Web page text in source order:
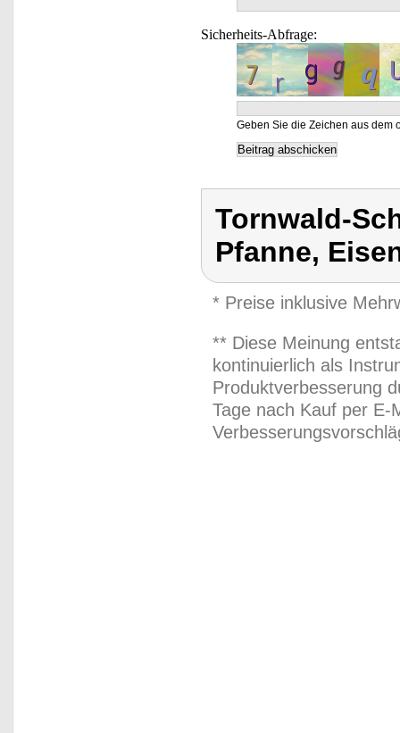
Sicherheits-Abfrage:
Geben Sie die Zeichen aus dem
Tornwald-
Pfanne,
* Preise inklusive
** Diese Meinung
kontinuierlich als
Produktverbesserung
Tage nach Kauf per E-